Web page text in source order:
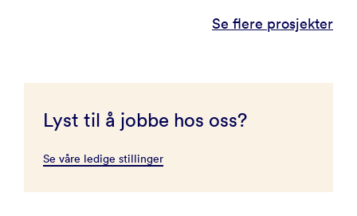
Se flere prosjekter
Lyst til å jobbe hos oss?
Se våre ledige stillinger